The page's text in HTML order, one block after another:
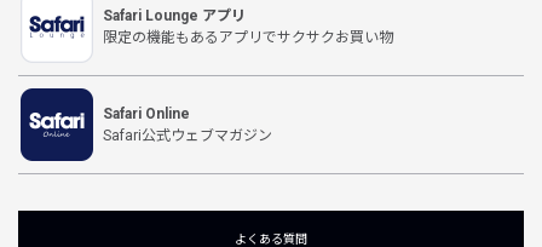
Safari Lounge アプリ
限定の機能もあるアプリでサクサクお買い物
Safari Online
Safari公式ウェブマガジン
よくある質問